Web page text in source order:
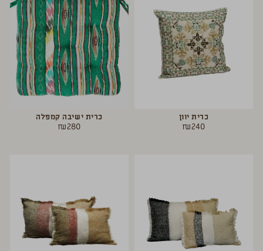
כרית יוון
₪240
כרית ישיבה קמפלה
₪280